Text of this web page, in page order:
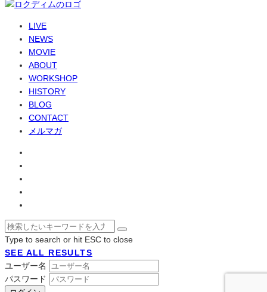
LIVE
NEWS
MOVIE
ABOUT
WORKSHOP
HISTORY
BLOG
CONTACT
メルマガ
Type to search or hit ESC to close
SEE ALL RESULTS
ユーザー名
パスワード